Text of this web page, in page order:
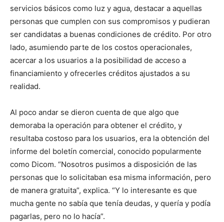
servicios básicos como luz y agua, destacar a aquellas
personas que cumplen con sus compromisos y pudieran
ser candidatas a buenas condiciones de crédito. Por otro
lado, asumiendo parte de los costos operacionales,
acercar a los usuarios a la posibilidad de acceso a
financiamiento y ofrecerles créditos ajustados a su
realidad.
Al poco andar se dieron cuenta de que algo que
demoraba la operación para obtener el crédito, y
resultaba costoso para los usuarios, era la obtención del
informe del boletín comercial, conocido popularmente
como Dicom. “Nosotros pusimos a disposición de las
personas que lo solicitaban esa misma información, pero
de manera gratuita”, explica. “Y lo interesante es que
mucha gente no sabía que tenía deudas, y quería y podía
pagarlas, pero no lo hacía”.